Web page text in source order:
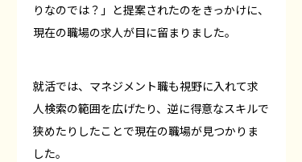
りなのでは？」と提案されたのをきっかけに、
現在の職場の求人が目に留まりました。
就活では、マネジメント職も視野に入れて求
人検索の範囲を広げたり、逆に得意なスキルで
狭めたりしたことで現在の職場が見つかりま
した。